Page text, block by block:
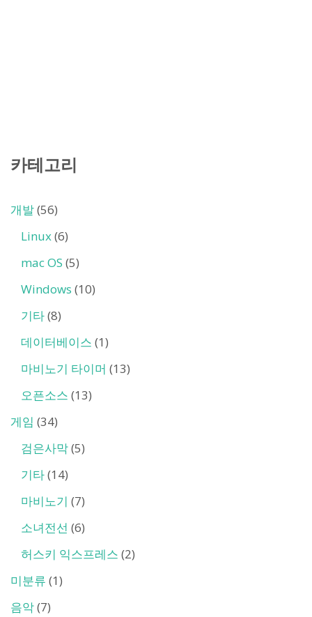
카테고리
개발(56)
Linux(6)
mac OS (5)
Windows (10)
기타(8)
데이터베이스 (1)
마비노기 타이머 (13)
오픈소스 (13)
게임 (34)
검은사막(5)
기타(14)
마비노기 (7)
소녀전선 (6)
허스키 익스프레스 (2)
미분류 (1)
음악(7)